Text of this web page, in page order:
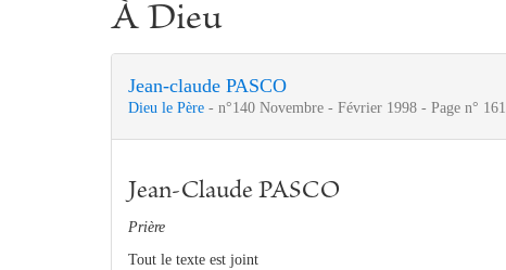
À Dieu
Jean-claude PASCO
Dieu le Père - n°140 Novembre - Février 1998 - Page n° 161
Jean-Claude PASCO
Prière
Tout le texte est joint